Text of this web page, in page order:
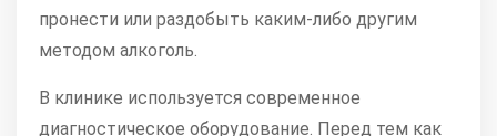
пронести или раздобыть каким-либо другим
методом алкоголь.
В клинике используется современное
диагностическое оборудование. Перед тем как